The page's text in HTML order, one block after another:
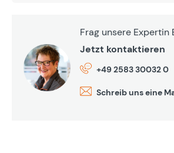
Frag unsere Expertin
Jetzt kontaktieren
+49 2583 30032 0
Schreib uns eine